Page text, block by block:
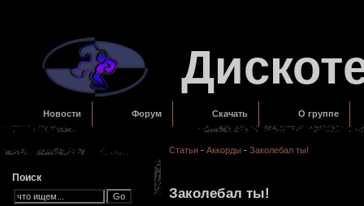
Новости Форум Скачать О группе
Поиск
Статьи - Аккорды - Заколебал ты!
Заколебал ты!